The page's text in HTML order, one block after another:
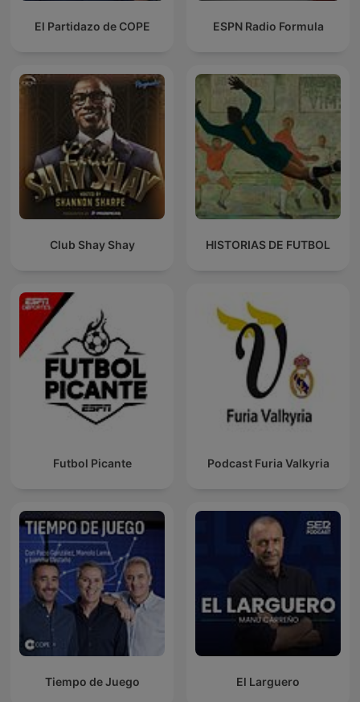
El Partidazo de COPE ESPN Radio Formula
Club Shay Shay HISTORIAS DE FUTBOL
Futbol Picante Podcast Furia Valkyria
Tiempo de Juego El Larguero